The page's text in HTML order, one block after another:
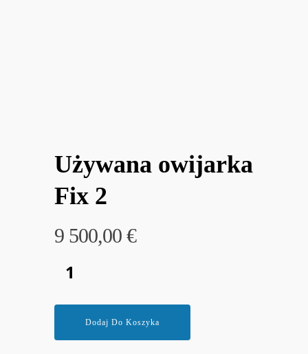
Używana owijarka
Fix 2
9 500,00 €
Dodaj Do Koszyka